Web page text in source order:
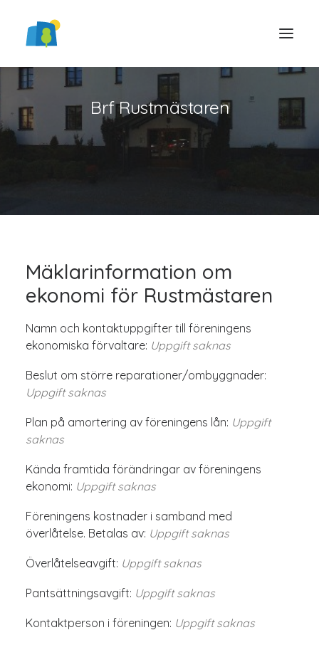
Brf Rustmästaren
Mäklarinformation om
ekonomi för Rustmästaren
Namn och kontaktuppgifter till föreningens
ekonomiska förvaltare: Uppgift saknas
Beslut om större reparationer/ombyggnader:
Uppgift saknas
Plan på amortering av föreningens lån: Uppgift
saknas
Kända framtida förändringar av föreningens
ekonomi: Uppgift saknas
Föreningens kostnader i samband med
överlåtelse. Betalas av: Uppgift saknas
Överlåtelseavgift: Uppgift saknas
Pantsättningsavgift: Uppgift saknas
Kontaktperson i föreningen: Uppgift saknas